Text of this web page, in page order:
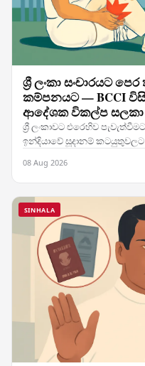
ශ්‍රී ලංකා සංචාරයට
කම්පනයට — BCCI
ආදේශක විකල්ප
ශ්‍රී ලංකාවට එරෙහිව
ඉන්දියාවේ සූදානම්
08 Aug 2026
SINHALA